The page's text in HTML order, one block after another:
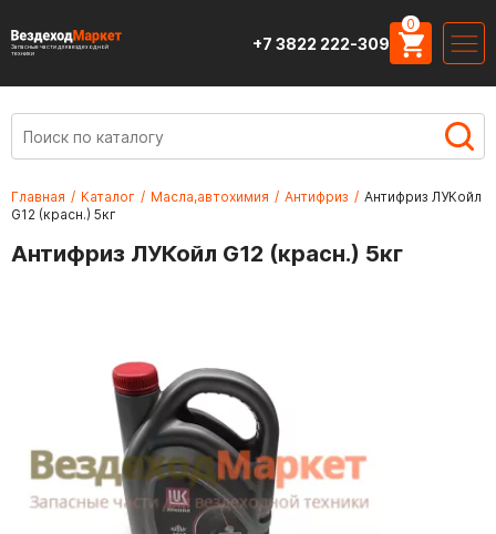
Запасные части для вездеходной
техники
+7 3822 222-309
0
Главная / Каталог / Масла,автохимия / Антифриз / Антифриз ЛУКойл
G12 (красн.) 5кг
Антифриз ЛУКойл G12 (красн.) 5кг